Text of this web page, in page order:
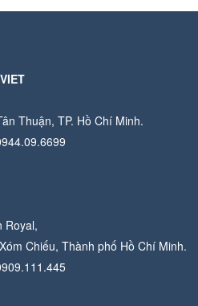
Thuận, TP. Hồ Chí Minh.
Royal,
Chiếu, Thành phố Hồ Chí Minh.